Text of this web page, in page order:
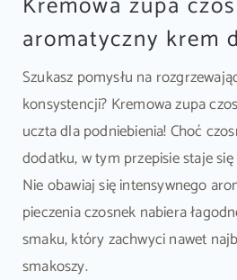
aromatyczny krem
Szukasz pomysłu na
konsystencji? Kremowa zupa
uczta dla podniebienia! Choć
dodatku, w tym przepisie staje
Nie obawiaj się intensywnego
pieczenia czosnek nabiera
smaku, który zachwyci nawet
smakoszy.